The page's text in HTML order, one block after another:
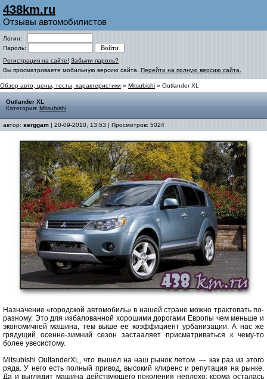
438km.ru
Отзывы автомобилистов
Логин:
Пароль:
Регистрация на сайте! Забыли пароль?
Вы просматриваете мобильную версию сайта. Перейти на полную версию сайта.
Обзор авто, цены, тесты, характеристики » Mitsubishi » Outlander XL
Outlander XL
Категория: Mitsubishi
автор: serggam | 20-09-2010, 13:53 | Просмотров: 5024
Назначение «городской автомобиль» в нашей стране можно трактовать по-
разному. Это для избалованной хорошими дорогами Европы чем меньше и
экономичней машина, тем выше ее коэффициент урбанизации. А нас же
грядущий осенне-зимний сезон застааляет присматриваться к чему-то
более увесистому.
Mitsubishi OultanderXL, что вышел на наш рынок летом. — как раз из этого
ряда. У него есть полный привод, высокий клиренс и репутация на рынке.
Да и выглядит машина действующего поколения неплохо: корма осталась